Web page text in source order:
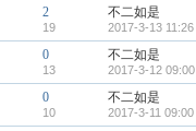
2
19
不二如是
2017-3-13 11:26
0
13
不二如是
2017-3-12 09:00
0
10
不二如是
2017-3-11 09:00